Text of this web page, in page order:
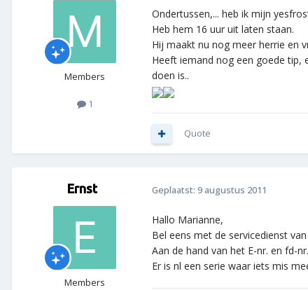
Members
1
Ondertussen,... heb ik mijn
Heb hem 16 uur uit laten staan.
Hij maakt nu nog meer herrie en
Heeft iemand nog een goede tip,
doen is..
Quote
Ernst
Members
Geplaatst: 9 augustus 2011
Hallo Marianne,
Bel eens met de servicedienst
Aan de hand van het E-nr. en fd-
Er is nl een serie waar iets mis